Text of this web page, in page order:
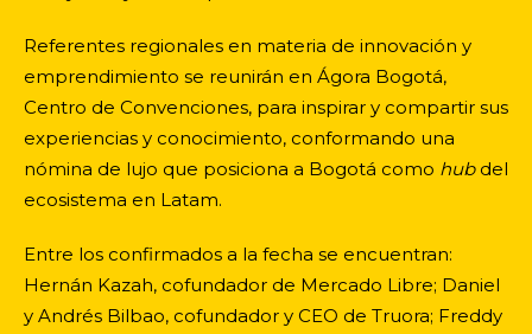
Referentes regionales en materia de innovación y
emprendimiento se reunirán en Ágora Bogotá,
Centro de Convenciones, para inspirar y compartir sus
experiencias y conocimiento, conformando una
nómina de lujo que posiciona a Bogotá como hubdel
ecosistema en Latam.
Entre los confirmados a la fecha se encuentran:
Hernán Kazah, cofundador de Mercado Libre; Daniel
y Andrés Bilbao, cofundador y CEO de Truora; Freddy